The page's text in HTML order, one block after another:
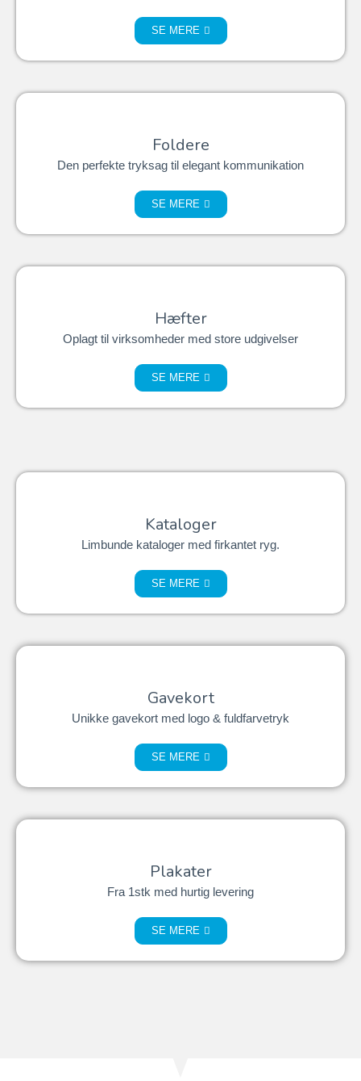
SE MERE
Foldere
Den perfekte tryksag til elegant kommunikation
SE MERE
Hæfter
Oplagt til virksomheder med store udgivelser
SE MERE
Kataloger
Limbunde kataloger med firkantet ryg.
SE MERE
Gavekort
Unikke gavekort med logo & fuldfarvetryk
SE MERE
Plakater
Fra 1stk med hurtig levering
SE MERE